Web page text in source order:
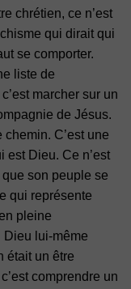
chrétien, ce n’est
qui dirait qui
se comporter.
liste de
marcher sur un
de Jésus.
C’est une
est Dieu. Ce n’est
que son peuple se
qui représente
pleine
Dieu lui-même
était un être
comprendre un